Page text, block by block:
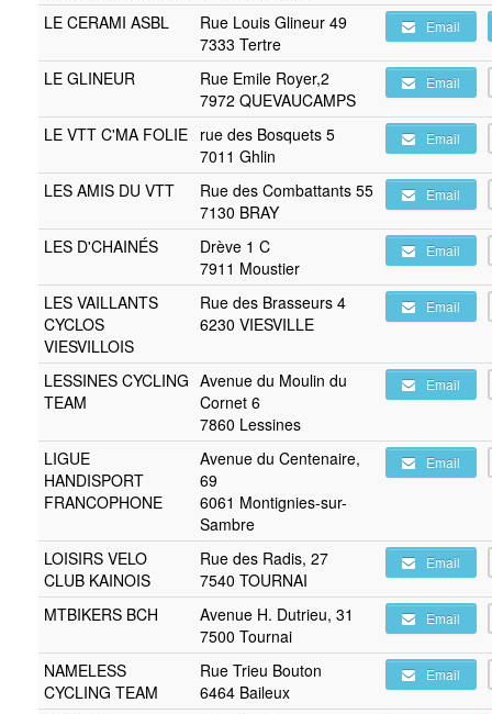
LE CERAMI ASBL
Rue Louis Glineur 49
7333 Tertre
Email
LE GLINEUR
Rue Emile Royer,2
7972 QUEVAUCAMPS
Email
LE VTT C'MA FOLIE rue des Bosquets 5
7011 Ghlin
Email
LES AMIS DU VTT
Rue des Combattants 55
7130 BRAY
Email
LES D'CHAINÉS
Drève 1 C
7911 Moustier
Email
LES VAILLANTS
CYCLOS
VIESVILLOIS
Rue des Brasseurs 4
6230 VIESVILLE
Email
LESSINES CYCLING
TEAM
Avenue du Moulin du
Cornet 6
7860 Lessines
Email
LIGUE
HANDISPORT
FRANCOPHONE
Avenue du Centenaire,
69
6061 Montignies-sur-
Sambre
Email
LOISIRS VELO
CLUB KAINOIS
Rue des Radis, 27
7540 TOURNAI
Email
MTBIKERS BCH
Avenue H. Dutrieu, 31
7500 Tournai
Email
NAMELESS
CYCLING TEAM
Rue Trieu Bouton
6464 Baileux
Email